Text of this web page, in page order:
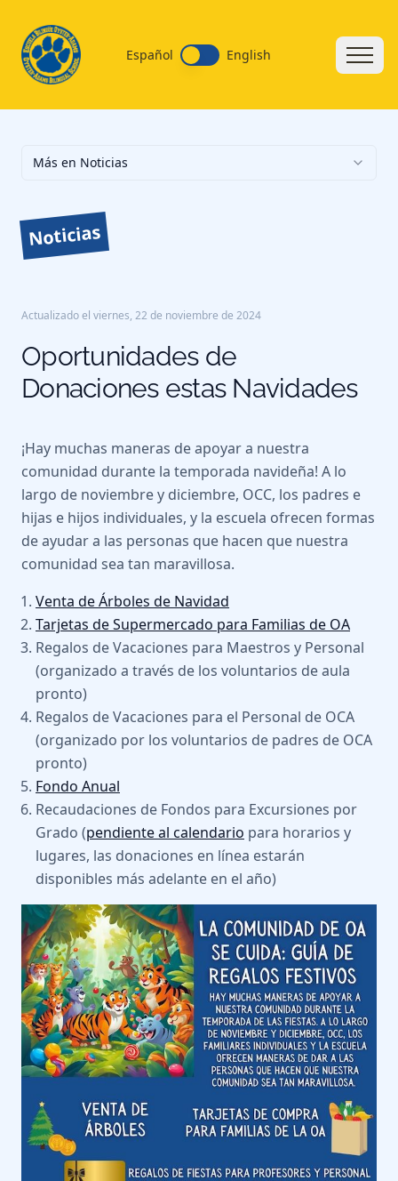
Español English
Más en Noticias
Noticias
Actualizado el viernes, 22 de noviembre de 2024
Oportunidades de
Donaciones estas Navidades
¡Hay muchas maneras de apoyar a nuestra
comunidad durante la temporada navideña! A lo
largo de noviembre y diciembre, OCC, los padres e
hijas e hijos individuales, y la escuela ofrecen formas
de ayudar a las personas que hacen que nuestra
comunidad sea tan maravillosa.
Venta de Árboles de Navidad
Tarjetas de Supermercado para Familias de OA
Regalos de Vacaciones para Maestros y Personal
(organizado a través de los voluntarios de aula
pronto)
Regalos de Vacaciones para el Personal de OCA
(organizado por los voluntarios de padres de OCA
pronto)
Fondo Anual
Recaudaciones de Fondos para Excursiones por
Grado (pendiente al calendario para horarios y
lugares, las donaciones en línea estarán
disponibles más adelante en el año)